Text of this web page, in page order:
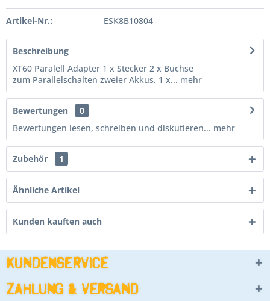
Artikel-Nr.: ESK8B10804
Beschreibung
XT60 Paralell Adapter 1 x Stecker 2 x Buchse
zum Parallelschalten zweier Akkus. 1 x... mehr
Bewertungen
0
Bewertungen lesen, schreiben und diskutieren... mehr
Zubehör 1
Ähnliche Artikel
Kunden kauften auch
Kundenservice
Zahlung & Versand